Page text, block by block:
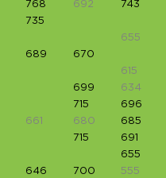
768 692 743
735
655
689 670
615
699 634
715 696
661 680 685
715 691
655
646 700 555